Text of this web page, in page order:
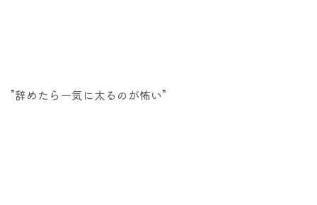
”辞めたら一気に太るのが怖い”